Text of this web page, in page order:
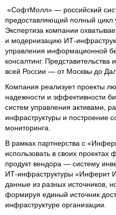
«СофтМолл» — российский
предоставляющий полный цикл
Экспертиза компании
и модернизацию ИТ-
управления информационной
консалтинг.
всей России — от Москвы до
Компания реализует проекты
надежности и эффективности
систем управления активами,
инфраструктуры и построение
мониторинга.
В рамках партнерства с
использовать в своих
продукт вендора — систему
ИТ-инфраструктуры «Инферит
данные из разных источников,
формируя единый источник
инфраструктуре организации.